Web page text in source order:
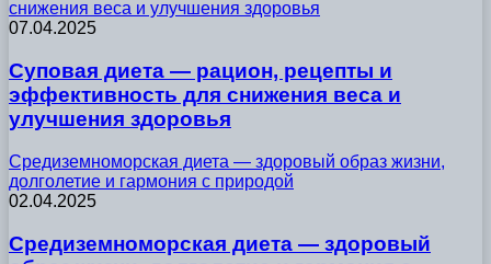
снижения веса и улучшения здоровья
07.04.2025
Суповая диета — рацион, рецепты и
эффективность для снижения веса и
улучшения здоровья
Средиземноморская диета — здоровый образ жизни,
долголетие и гармония с природой
02.04.2025
Средиземноморская диета — здоровый